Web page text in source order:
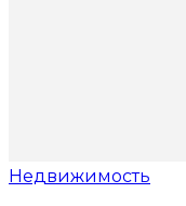
Недвижимость